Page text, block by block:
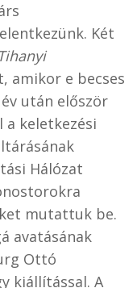
Két
Tihanyi
amikor e becses
után először
keletkezési
Hálózat
mutattuk be.
avatásának
Ottó
kiállítással. A